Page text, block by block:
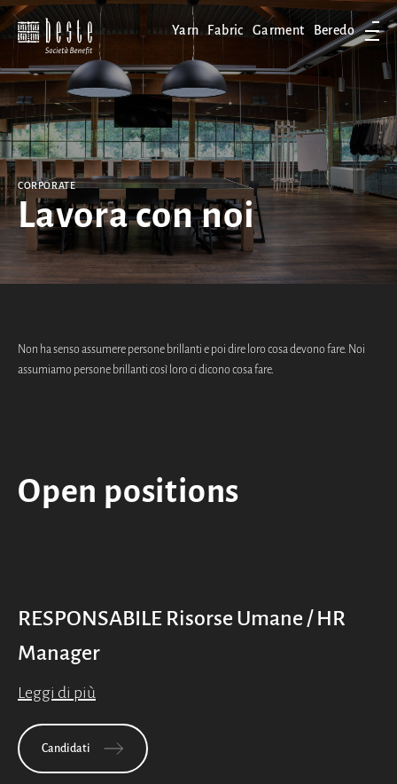
Yarn Fabric Garment Beredo
Apri
CORPORATE
Lavora con noi
Non ha senso assumere persone brillanti e poi dire loro cosa devono fare. Noi
assumiamo persone brillanti così loro ci dicono cosa fare.
Open positions
RESPONSABILE Risorse Umane / HR
Manager
Leggi di più
Candidati